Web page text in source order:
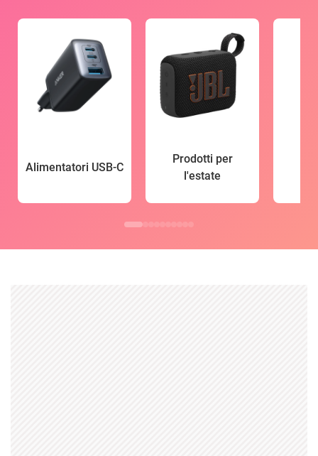
Alimentatori USB-C
Prodotti per
l'estate